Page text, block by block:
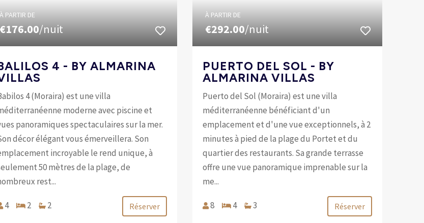
À PARTIR DE
€176.00/nuit
4 - BY ALMARINA
4 (Moraira) est une villa
moderne avec piscine et
panoramiques spectaculaires sur la mer.
décor élégant vous émerveillera. Son
incroyable le rend unique, à
50 mètres de la plage, de
rest...
4 2 2 Réserver
À PARTIR DE
€292.00/nuit
PUERTO DEL SOL - BY
ALMARINA VILLAS
Puerto del Sol (Moraira) est une villa
méditerranéenne bénéficiant d'un
emplacement et d'une vue exceptionnels, à 2
minutes à pied de la plage du Portet et du
quartier des restaurants. Sa grande terrasse
offre une vue panoramique imprenable sur la
me...
8 4 3 Réserver